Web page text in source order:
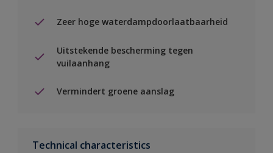
Zeer hoge waterdampdoorlaatbaarheid
Uitstekende bescherming tegen
vuilaanhang
Vermindert groene aanslag
Technical characteristics